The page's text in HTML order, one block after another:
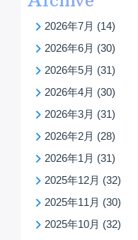
2026年7月 (14)
2026年6月 (30)
2026年5月 (31)
2026年4月 (30)
2026年3月 (31)
2026年2月 (28)
2026年1月 (31)
2025年12月 (32)
2025年11月 (30)
2025年10月 (32)